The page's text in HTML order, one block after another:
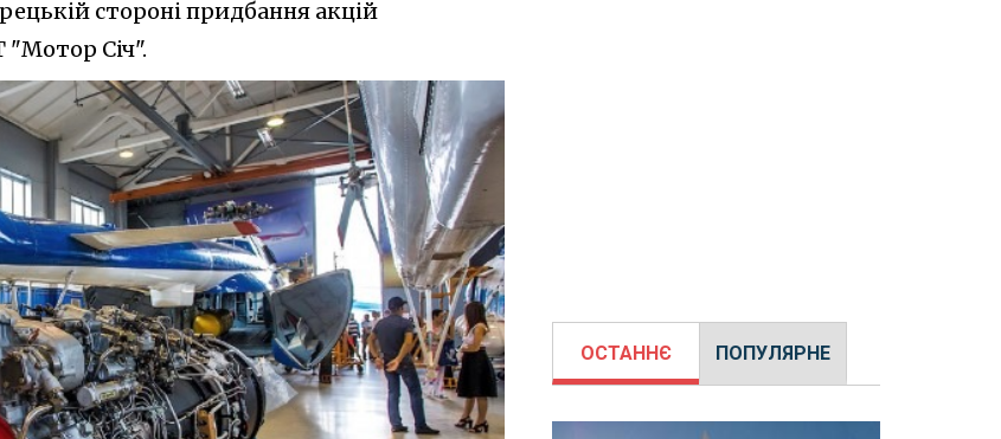
стороні придбання акцій
"Мотор Січ".
ОСТАННЄ ПОПУЛЯРНЕ